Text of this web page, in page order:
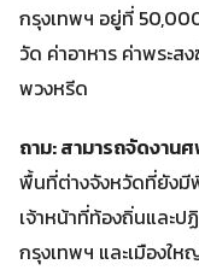
กรุงเทพฯ อยู่ที่
วัด ค่าอาหาร ค่าพระ
พวงหรีด
ถาม: สามารถจัดงาน
พื้นที่ต่างจังหวัดที่ยังมี
เจ้าหน้าที่ท้องถิ่นและ
กรุงเทพฯ และเมือง